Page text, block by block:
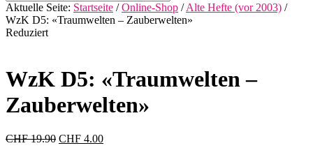
Aktuelle Seite: Startseite / Online-Shop / Alte Hefte (vor 2003) /
WzK D5: «Traumwelten – Zauberwelten»
Reduziert
WzK D5: «Traumwelten –
Zauberwelten»
CHF19.90 Ursprünglicher
CHF 4.00Aktueller